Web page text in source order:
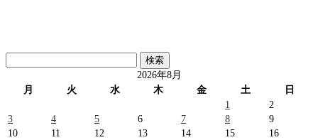
索:
2026年8月
月
火 水 木 金 土
日
1
2
3
4 5 6 7 8
9
10
11 12 13 14 15
16